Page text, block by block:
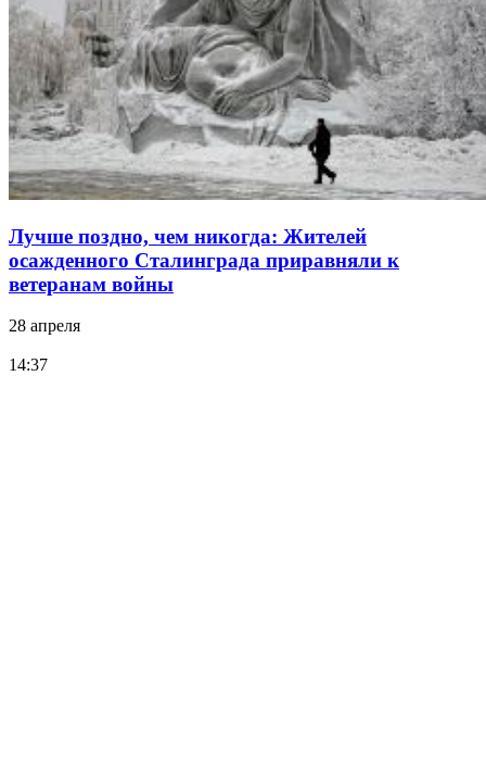
Лучше поздно, чем никогда: Жителей
осажденного Сталинграда приравняли к
ветеранам войны
28 апреля
14:37